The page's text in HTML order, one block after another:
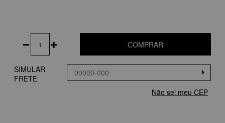
COMPRAR
SIMULAR
FRETE
Não sei meu CEP